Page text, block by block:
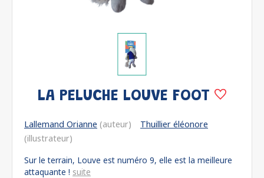
LA PELUCHE LOUVE FOOT
Lallemand Orianne (auteur)
Thuillier éléonore
(illustrateur)
Sur le terrain, Louve est numéro 9, elle est la meilleure
attaquante ! suite